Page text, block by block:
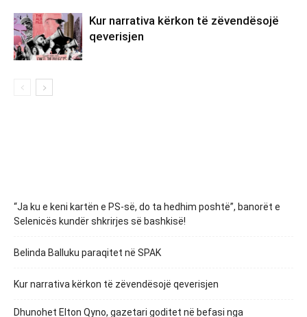
Kur narrativa kërkon të zëvendësojë
qeverisjen
“Ja ku e keni kartën e PS-së, do ta hedhim poshtë”, banorët e
Selenicës kundër shkrirjes së bashkisë!
Belinda Balluku paraqitet në SPAK
Kur narrativa kërkon të zëvendësojë qeverisjen
Dhunohet Elton Qyno, gazetari goditet në befasi nga